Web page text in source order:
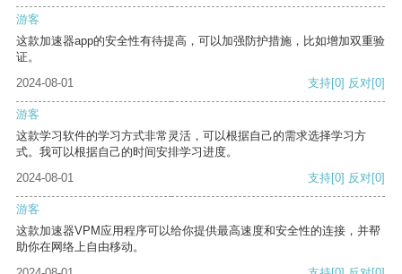
游客
这款加速器app的安全性有待提高，可以加强防护措施，比如增加双重验
证。
2024-08-01
支持[0] 反对[0]
游客
这款学习软件的学习方式非常灵活，可以根据自己的需求选择学习方
式。我可以根据自己的时间安排学习进度。
2024-08-01
支持[0] 反对[0]
游客
这款加速器VPM应用程序可以给你提供最高速度和安全性的连接，并帮
助你在网络上自由移动。